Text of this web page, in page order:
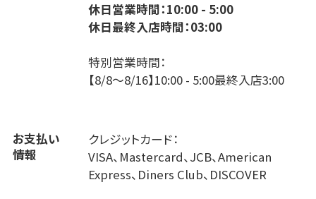
休日営業時間：10:00 - 5:00
休日最終入店時間：03:00
特別営業時間：
【8/8～8/16】10:00 - 5:00最終入店3:00
お支払い
情報
クレジットカード：
VISA、Mastercard、JCB、American
Express、Diners Club、DISCOVER